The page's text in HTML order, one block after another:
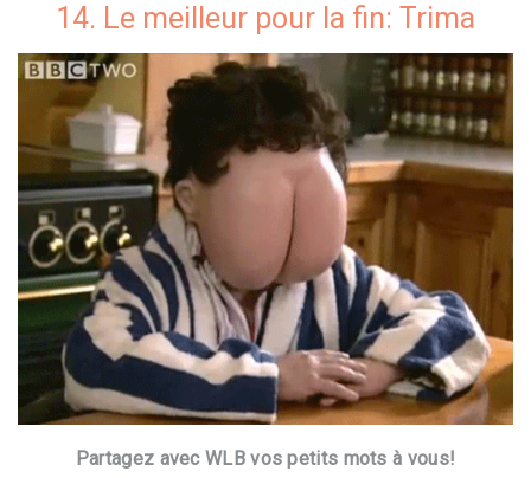
14. Le meilleur pour la fin: Trima
Partagez avec WLB vos petits mots à vous!